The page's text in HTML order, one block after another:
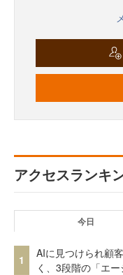
アクセスランキ
今日
1
AIに見つけられ顧
く、3段階の「エ